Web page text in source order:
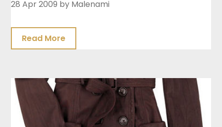
28 Apr 2009 by Malenami
Read More